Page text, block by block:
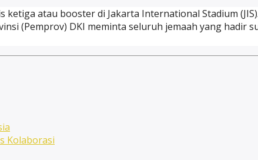
ketiga atau booster di Jakarta International Stadium
(Pemprov) DKI meminta seluruh jemaah yang hadir
Kolaborasi